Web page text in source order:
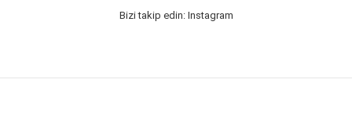
Bizi takip edin: Instagram